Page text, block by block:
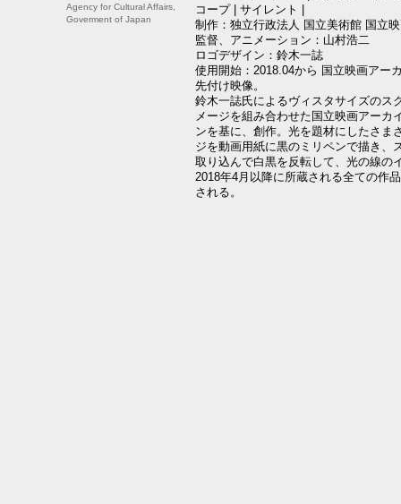
Agency for Cultural Affairs,
Goverment of Japan
コープ | サイレント |
制作：独立行政法人 国立美術館 国立
監督、アニメーション：山村浩二
ロゴデザイン：鈴木一誌
使用開始：2018.04から 国立映画アー
先付け映像。
鈴木一誌氏によるヴィスタサイズのス
メージを組み合わせた国立映画アーカ
ンを基に、創作。光を題材にしたさま
ジを動画用紙に黒のミリペンで描き、
取り込んで白黒を反転して、光の線の
2018年4月以降に所蔵される全ての作
される。